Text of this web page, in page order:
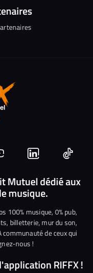
Nous
rejoindre
sur
Linkedin
Nous
Mutuel dédié aux
musique.
100% musique, 0% pub,
billetterie, mur du son,
de ceux qui
nous !
RIFFX !